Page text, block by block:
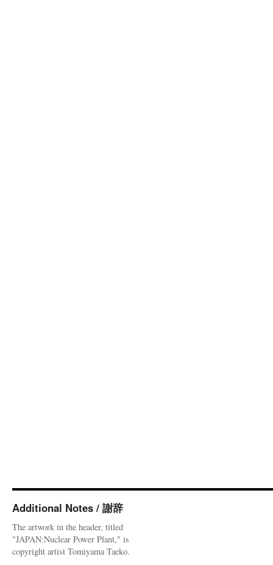
Additional Notes / 謝辞
The artwork in the header, titled
"JAPAN:Nuclear Power Plant," is
copyright artist Tomiyama Taeko.